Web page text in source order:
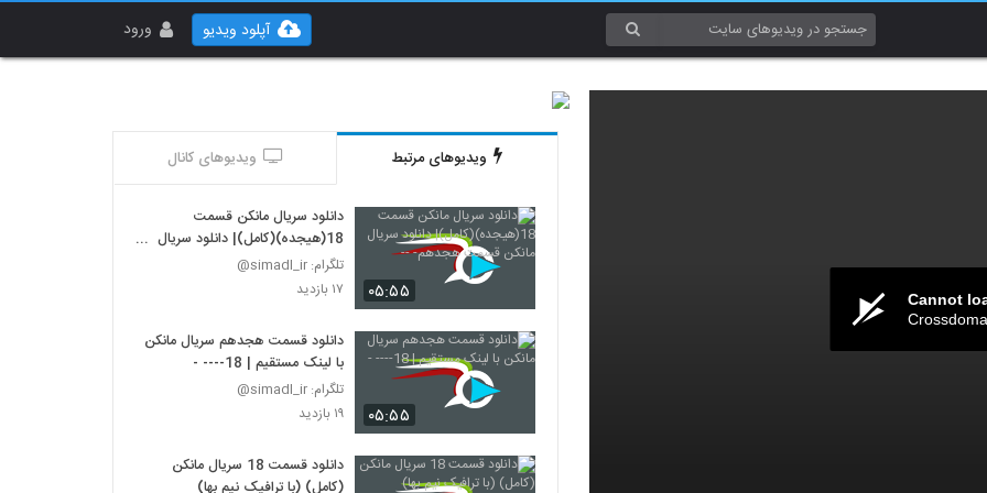
ورود آپلود ویدیو
Cannot
ویدیوهای مرتبط ویدیوهای کانال
۰۵:۵۵
دانلود سریال مانکن قسمت
18(هیجده)(کامل)| دانلود سریال
مانکن قسمت هجدهم- --
تلگرام: simadl_ir@
۱۷ بازدید
۰۵:۵۵
دانلود قسمت هجدهم سریال مانکن
با لینک مستقیم | 18---- -
تلگرام: simadl_ir@
۱۹ بازدید
دانلود قسمت 18 سریال مانکن
(کامل) (با ترافیک نیم بها)